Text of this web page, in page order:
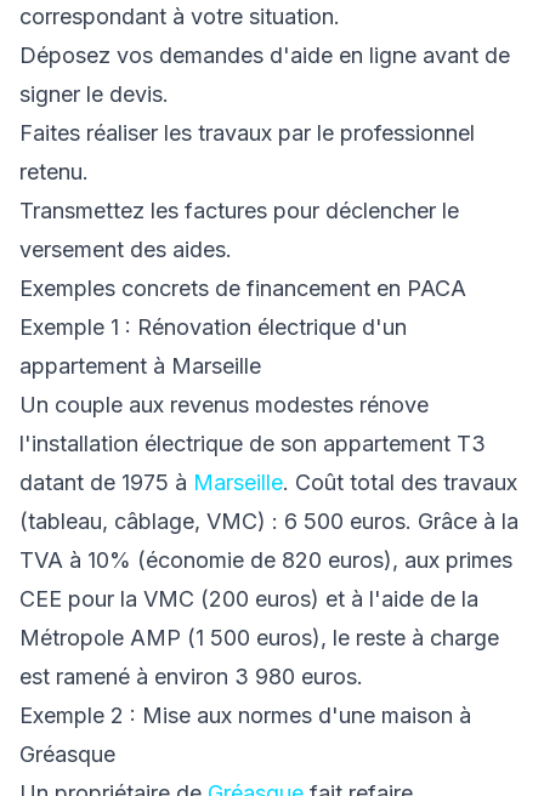
correspondant à votre situation.
Déposez vos demandes d'aide en ligne avant de
signer le devis.
Faites réaliser les travaux par le professionnel
retenu.
Transmettez les factures pour déclencher le
versement des aides.
Exemples concrets de financement en PACA
Exemple 1 : Rénovation électrique d'un
appartement à Marseille
Un couple aux revenus modestes rénove
l'installation électrique de son appartement T3
datant de 1975 à Marseille. Coût total des travaux
(tableau, câblage, VMC) : 6 500 euros. Grâce à la
TVA à 10% (économie de 820 euros), aux primes
CEE pour la VMC (200 euros) et à l'aide de la
Métropole AMP (1 500 euros), le reste à charge
est ramené à environ 3 980 euros.
Exemple 2 : Mise aux normes d'une maison à
Gréasque